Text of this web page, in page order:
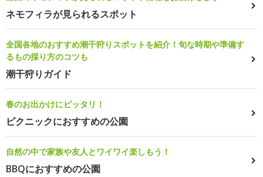
ネモフィラが見られるスポット
全国各地のおすすめ潮干狩りスポットを紹介！旬な時期や準備す
るもの採り方のコツも
潮干狩りガイド
春のお出かけにピッタリ！
ピクニックにおすすめの公園
自然の中で家族や友人とワイワイ楽しもう！
BBQにおすすめの公園